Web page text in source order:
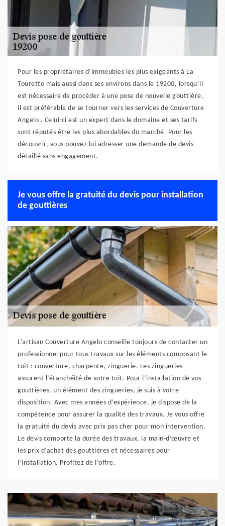
Pour les propriétaires d’immeubles les plus exigeants à La
Tourette mais aussi dans ses environs dans le 19200, lorsqu’il
est nécessaire de procéder à une pose de nouvelle gouttière,
il est préférable de se tourner vers les services de Couverture
Angelo . Celui-ci est un expert dans le domaine et ses tarifs
sont réputés être les plus abordables du marché. Pour les
découvrir, vous pouvez lui adresser une demande de devis
détaillé sans engagement.
Je vous offre la gratuité du devis pour installation
de gouttières
L’artisan Couverture Angelo conseille toujours de contacter un
professionnel pour tous travaux sur les éléments composant le
toit : couverture, charpente, zinguerie. Les zingueries
assurent l’étanchéité de votre toit. Pour l’installation de vos
gouttières, un élément des zingueries, je suis à votre
disposition. Avec mes années d’expérience, je dispose de la
compétence pour assurer la qualité des travaux. Je vous offre
la gratuité du devis avec prix pas cher pour mon intervention.
Le devis comporte la durée des travaux, la main-d’œuvre et
les prix d’achat des gouttières et nécessaires pour
l’installation. Profitez de l’offre.